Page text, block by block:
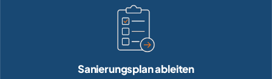
Sanierungsplan ableiten